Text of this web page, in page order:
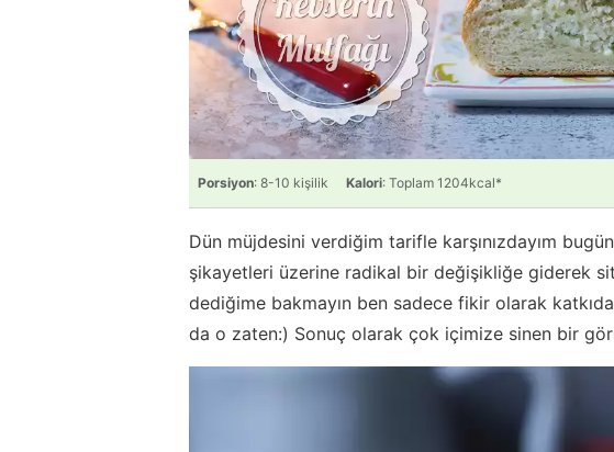
Porsiyon: 8-10 kişilik Kalori: Toplam 1204kcal*
Dün müjdesini verdiğim tarifle karşınızdayım
şikayetleri üzerine radikal bir değişikliğe giderek
dediğime bakmayın ben sadece fikir olarak
da o zaten:) Sonuç olarak çok içimize sinen bir